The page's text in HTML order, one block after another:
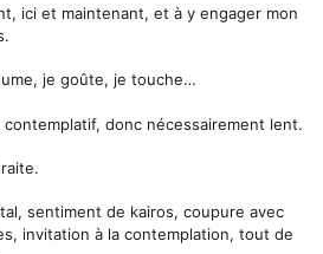
ici et maintenant, et à y engager mon
je goûte, je touche…
donc nécessairement lent.
sentiment de kairos, coupure avec
invitation à la contemplation, tout de